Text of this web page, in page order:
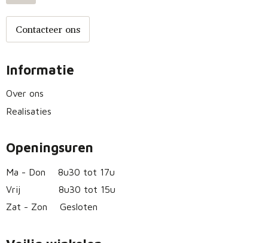
Contacteer ons
Informatie
Over ons
Realisaties
Openingsuren
Ma - Don
8u30 tot 17u
Vrij
8u30 tot 15u
Zat - Zon
Gesloten